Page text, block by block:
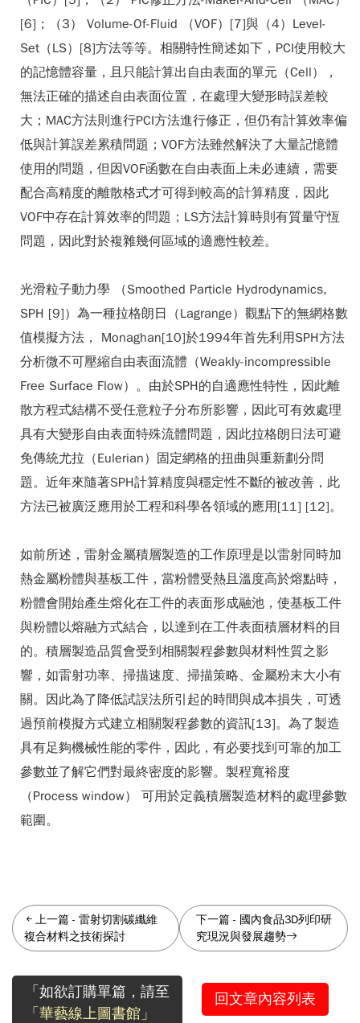
[6]；（3） Volume-Of-Fluid （VOF）[7]與（4）Level-
Set（LS）[8]方法等等。相關特性簡述如下，PCI使用較大
的記憶體容量，且只能計算出自由表面的單元（Cell），
無法正確的描述自由表面位置，在處理大變形時誤差較
大；MAC方法則進行PCI方法進行修正，但仍有計算效率偏
低與計算誤差累積問題；VOF方法雖然解決了大量記憶體
使用的問題，但因VOF函數在自由表面上未必連續，需要
配合高精度的離散格式才可得到較高的計算精度，因此
VOF中存在計算效率的問題；LS方法計算時則有質量守恆
問題，因此對於複雜幾何區域的適應性較差。
光滑粒子動力學 （Smoothed Particle Hydrodynamics,
SPH [9]）為一種拉格朗日（Lagrange）觀點下的無網格數
值模擬方法， Monaghan[10]於1994年首先利用SPH方法
分析微不可壓縮自由表面流體（Weakly-incompressible
Free Surface Flow）。由於SPH的自適應性特性，因此離
散方程式結構不受任意粒子分布所影響，因此可有效處理
具有大變形自由表面特殊流體問題，因此拉格朗日法可避
免傳統尤拉（Eulerian）固定網格的扭曲與重新劃分問
題。近年來隨著SPH計算精度與穩定性不斷的被改善，此
方法已被廣泛應用於工程和科學各領域的應用[11] [12]。
如前所述，雷射金屬積層製造的工作原理是以雷射同時加
熱金屬粉體與基板工件，當粉體受熱且溫度高於熔點時，
粉體會開始產生熔化在工件的表面形成融池，使基板工件
與粉體以熔融方式結合，以達到在工件表面積層材料的目
的。積層製造品質會受到相關製程參數與材料性質之影
響，如雷射功率、掃描速度、掃描策略、金屬粉末大小有
關。因此為了降低試誤法所引起的時間與成本損失，可透
過預前模擬方式建立相關製程參數的資訊[13]。為了製造
具有足夠機械性能的零件，因此，有必要找到可靠的加工
參數並了解它們對最終密度的影響。製程寬裕度
（Process window） 可用於定義積層製造材料的處理參數
範圍。
上一篇 - 雷射切割碳纖維
複合材料之技術探討
下一篇 - 國內食品3D列印研
究現況與發展趨勢
「如欲訂購單篇，請至
「華藝線上圖書館」
回文章內容列表